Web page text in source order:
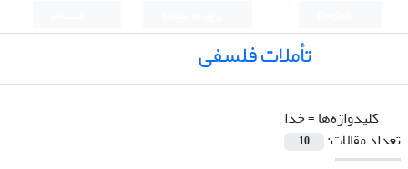
تأملات فلسفی
کلیدواژه‌ها =خدا
تعداد مقالات:
10